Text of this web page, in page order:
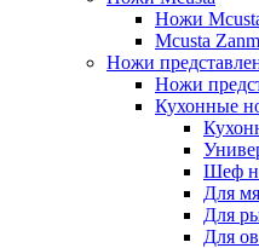
Ножи
Mcusta
Ножи
Ножи
Кухонные
Шеф
Для
Для
Для